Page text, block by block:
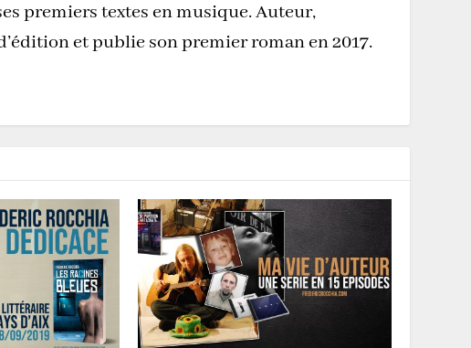
premiers textes en musique. Auteur,
et publie son premier roman en 2017.